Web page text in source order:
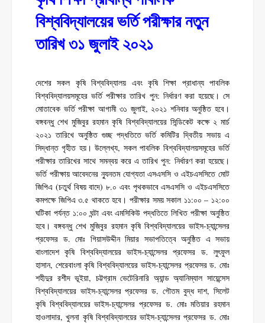
বিশ্ববিদ্যালয়ের ভর্তি পরীক্ষার নতুন
তারিখ ৩১ জুলাই ২০২১
দেশের সকল কৃষি বিশ্ববিদ্যালয় এবং কৃষি শিক্ষা প্রাধান্য পাবলিক
বিশ্ববিদ্যালয়সমূহের ভর্তি পরীক্ষার তারিখ পুন: নির্ধারণ করা হয়েছে। সে
মোতাবেক ভর্তি পরীক্ষা আগামী ৩১ জুলাই, ২০২১ শনিবার অনুষ্ঠিত হবে।
বঙ্গবন্ধু শেখ মুজিবুর রহমান কৃষি বিশ্ববিদ্যালয়ের সিন্ডিকেট কক্ষে ২ মার্চ
২০২১ তারিখে অনুষ্ঠিত গুচ্ছ পদ্ধতিতে ভর্তি কমিটির দ্বিতীয় সভায় এ
সিদ্ধান্ত গৃহীত হয়। উল্লেখ্য, সকল পাবলিক বিশ্ববিদ্যালয়সমূহের ভর্তি
পরীক্ষার তারিখের সাথে সমন্বয় করে এ তারিখ পুন: নির্ধারণ করা হয়েছে।
ভর্তি পরীক্ষায় আবেদনের ন্যুনতম যোগ্যতা এসএসসি ও এইচএসসিতে মোট
জিপিএ (চতুর্থ বিষয় বাদে) ৮.০ এবং পৃথকভাবে এসএসসি ও এইচএসসিতে
কমপক্ষে জিপিএ ৩.৫ থাকতে হবে। পরীক্ষার সময় সকাল ১১:০০ – ১২:০০
ঘটিকা পর্যন্ত ১:০০ ঘন্টা এবং এমসিকিউ পদ্ধতিতে লিখিত পরীক্ষা অনুষ্ঠিত
হবে। বঙ্গবন্ধু শেখ মুজিবুর রহমান কৃষি বিশ্ববিদ্যালয়ের ভাইস-চ্যান্সেলর
প্রফেসর ড. মোঃ গিয়াসউদ্দীন মিয়ার সভাপতিত্বে অনুষ্ঠিত এ সভায়
বাংলাদেশ কৃষি বিশ্ববিদ্যালয়ের ভাইস-চ্যান্সেলর প্রফেসর ড. লুৎফুল
হাসান, শেরেবাংলা কৃষি বিশ্ববিদ্যালয়ের ভাইস-চ্যান্সেলর প্রফেসর ড. মোঃ
শহীদুর রশীদ ভূইয়া, চট্টগ্রাম ভেটেরিনারি অ্যান্ড অ্যানিম্যাল সায়েন্সেস
বিশ্ববিদ্যালয়ের ভাইস-চ্যান্সেলর প্রফেসর ড. গৌতম বুদ্ধ দাশ, সিলেট
কৃষি বিশ্ববিদ্যালয়ের ভাইস-চ্যান্সেলর প্রফেসর ড. মোঃ মতিয়ার রহমান
হাওলাদার, খুলনা কৃষি বিশ্ববিদ্যালয়ের ভাইস-চ্যান্সেলর প্রফেসর ড. মোঃ